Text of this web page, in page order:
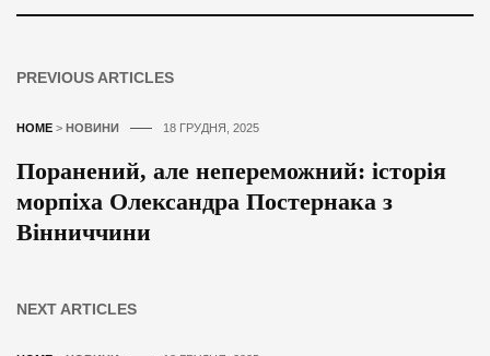
PREVIOUS ARTICLES
HOME > НОВИНИ 18 ГРУДНЯ, 2025
Поранений, але непереможний: історія
морпіха Олександра Постернака з
Вінниччини
NEXT ARTICLES